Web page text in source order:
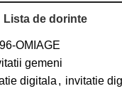
Lista de dorinte
OMIAGE
gemeni
digitala , invitatie